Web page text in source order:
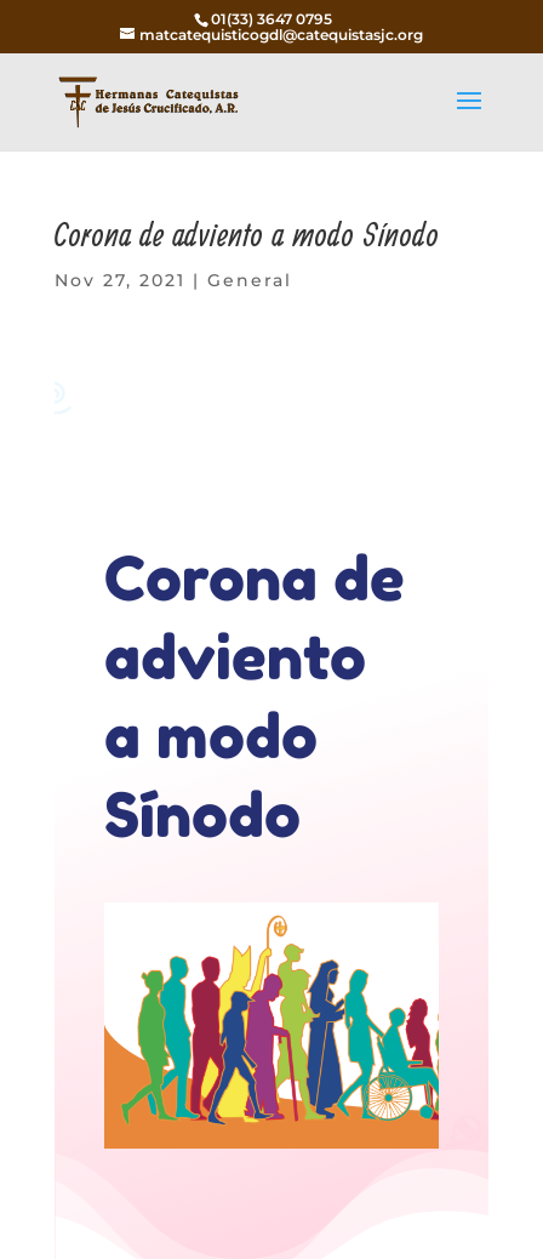
01(33) 3647 0795
matcatequisticogdl@catequistasjc.org
Corona de adviento a modo Sínodo
Nov 27, 2021 | General
Corona de
adviento
a modo
Sínodo